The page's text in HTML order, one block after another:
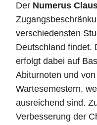
Der Numerus
verschiedensten
Deutschland findet.
erfolgt dabei auf
Abiturnoten und
Wartesemestern,
ausreichend sind.
Verbesserung der